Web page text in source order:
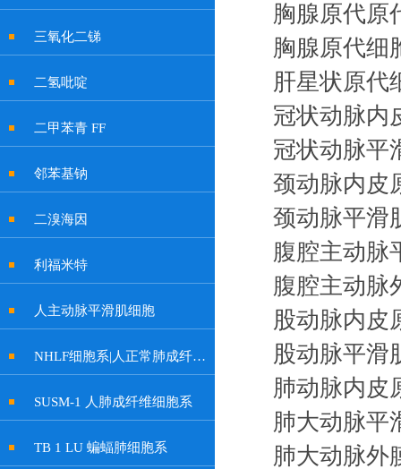
三氧化二锑
二氢吡啶
二甲苯青 FF
邻苯基钠
二溴海因
利福米特
人主动脉平滑肌细胞
NHLF细胞系|人正常肺成纤维细胞
SUSM-1 人肺成纤维细胞系
TB 1 LU 蝙蝠肺细胞系
胸腺原代原
胸腺原代细
肝星状原代
冠状动脉内
冠状动脉平
颈动脉内皮
颈动脉平滑
腹腔主动脉
腹腔主动脉
股动脉内皮
股动脉平滑
肺动脉内皮
肺大动脉平
肺大动脉外